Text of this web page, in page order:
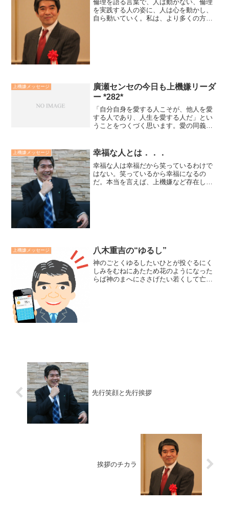
倫理を語る言葉で、人は動かない、倫理
を実践する人の姿に、人は心を動かし、
自ら動いていく。私は、より多くの方々
上機嫌メッセージ
廣瀬センセの今日も上機嫌リーダ
ー *282*
「自分自身を愛する人こそが、他人を愛
する人であり、人生を愛する人だ」とい
うことをつくづく思います。愛の同義語
を叶え、苦しみを減らすことが自分を愛
すること。そのとても有効...
上機嫌メッセージ 幸福な人とは．．．
幸福な人は幸福だから笑っているわけで
はない。笑っているから幸福になるの
だ。本当を言えば、上機嫌など存在しな
上機嫌メッセージ 八木重吉の“ゆるし”
神のごとくゆるしたいひとが投ぐるにく
しみをむねにあたため花のようになった
らば神のまへにささげたい若くして亡く
先行笑顔と先行挨拶
挨拶のチカラ